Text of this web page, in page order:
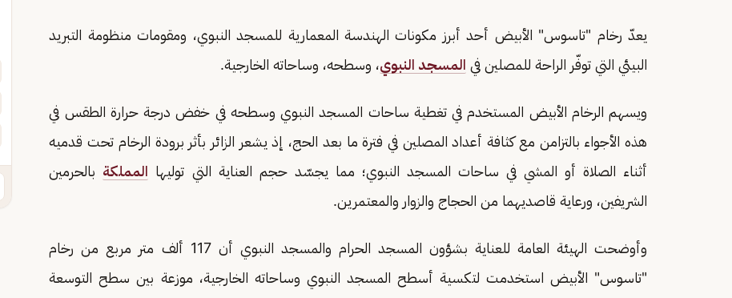
يعدّ رخام "تاسوس" الأبيض أحد أبرز مكونات الهندسة المعمارية للمسجد النبوي، ومقومات منظومة التبريد
البيئي التي توفّر الراحة للمصلين في المسجد النبوي، وسطحه، وساحاته الخارجية.
ويسهم الرخام الأبيض المستخدم في تغطية ساحات المسجد النبوي وسطحه في خفض درجة حرارة الطقس في
هذه الأجواء بالتزامن مع كثافة أعداد المصلين في فترة ما بعد الحج، إذ يشعر الزائر بأثر برودة الرخام تحت قدميه
أثناء الصلاة أو المشي في ساحات المسجد النبوي؛ مما يجسّد حجم العناية التي توليها المملكة بالحرمين
الشريفين، ورعاية قاصديهما من الحجاج والزوار والمعتمرين.
وأوضحت الهيئة العامة للعناية بشؤون المسجد الحرام والمسجد النبوي أن 117 ألف متر مربع من رخام
"تاسوس" الأبيض استخدمت لتكسية أسطح المسجد النبوي وساحاته الخارجية، موزعة بين سطح التوسعة